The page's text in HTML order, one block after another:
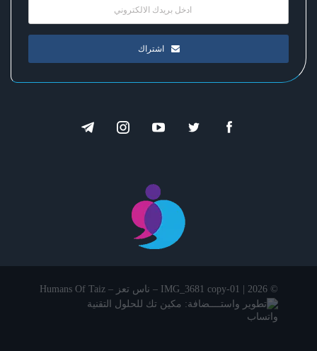
اشتراك
© 2026 | IMG_3681 copy-01 – ناس تعز – Humans Of Taiz
تطوير واستــــضافة: مكين تك للحلول التقنية